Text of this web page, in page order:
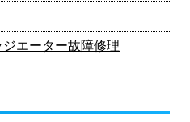
エーター故障修理